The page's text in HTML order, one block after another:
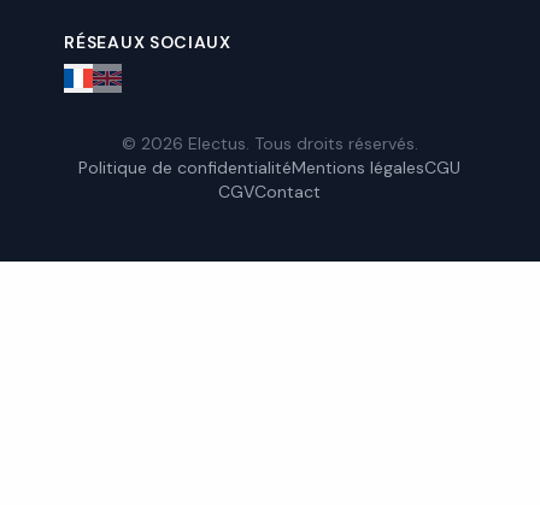
RÉSEAUX SOCIAUX
© 2026 Electus. Tous droits réservés.
Politique de confidentialitéMentions légalesCGU
CGVContact